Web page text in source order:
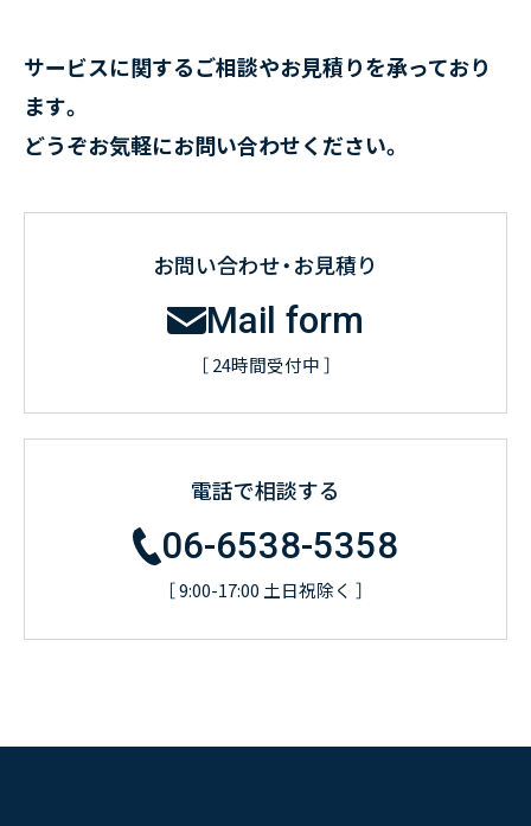
サービスに関するご相談やお見積りを承っており
ます。
どうぞお気軽にお問い合わせください。
お問い合わせ・お見積り
Mail form
［ 24時間受付中 ］
電話で相談する
06-6538-5358
［ 9:00-17:00 土日祝除く ］